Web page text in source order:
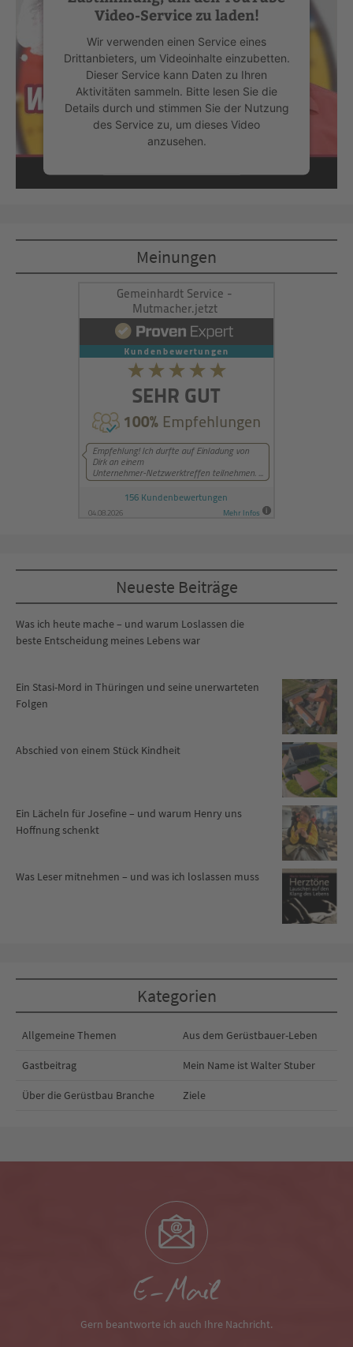
Video-Service zu laden!
Wir verwenden einen Service eines
Drittanbieters, um Videoinhalte einzubetten.
Dieser Service kann Daten zu Ihren
Aktivitäten sammeln. Bitte lesen Sie die
Details durch und stimmen Sie der Nutzung
des Service zu, um dieses Video
anzusehen.
Mehr Informationen
powered byUsercentrics Consent
Management Platform&eRecht24
Meinungen
Neueste Beiträge
Was ich heute mache – und warum Loslassen die
beste Entscheidung meines Lebens war
Ein Stasi-Mord in Thüringen und seine unerwarteten
Folgen
Abschied von einem Stück Kindheit
Ein Lächeln für Josefine – und warum Henry uns
Hoffnung schenkt
Was Leser mitnehmen – und was ich loslassen muss
Kategorien
Allgemeine Themen Aus dem Gerüstbauer-Leben
Gastbeitrag Mein Name ist Walter Stuber
Über die Gerüstbau Branche Ziele
E-Mail
Gern beantworte ich auch Ihre Nachricht.